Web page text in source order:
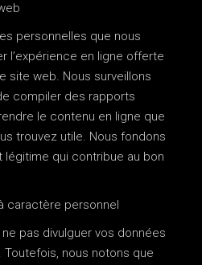
personnelles que nous
l’expérience en ligne offerte
site web. Nous surveillons
compiler des rapports
le contenu en ligne que
trouvez utile. Nous fondons
légitime qui contribue au bon
caractère personnel
pas divulguer vos données
nous notons que